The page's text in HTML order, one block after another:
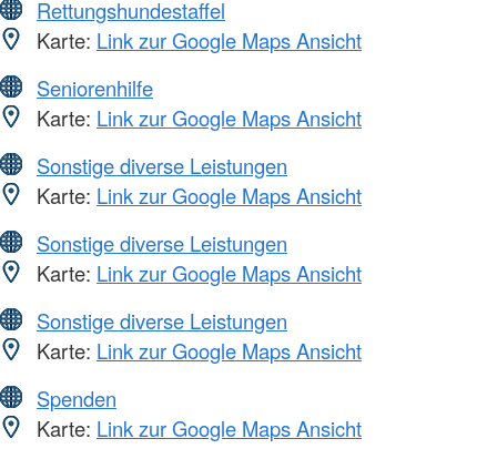
Rettungshundestaffel
Karte: Link zur Google Maps Ansicht
Seniorenhilfe
Karte: Link zur Google Maps Ansicht
Sonstige diverse Leistungen
Karte: Link zur Google Maps Ansicht
Sonstige diverse Leistungen
Karte: Link zur Google Maps Ansicht
Sonstige diverse Leistungen
Karte: Link zur Google Maps Ansicht
Spenden
Karte: Link zur Google Maps Ansicht